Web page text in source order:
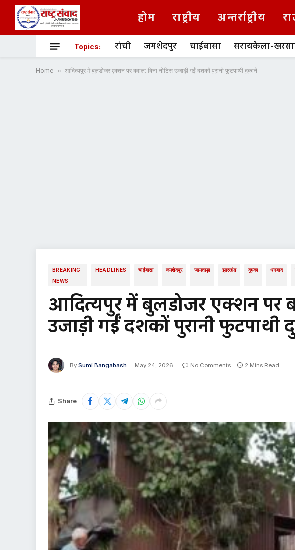
होम राष्ट्रीय अन्तर्राष्ट्रीय
Topics: रांची जमशेदपुर चाईबासा सरायकेला-
Home » आदित्यपुर में बुलडोजर एक्शन पर बवाल: बिना नोटिस उजाड़ी गईं दशकों पुरानी फुटपाथी दुकानें
BREAKING
NEWS
HEADLINES चाईबासा जमशेदपुर जामताड़ा झारखंड दुमका धनबाद
आदित्यपुर में बुलडोजर एक्शन पर
उजाड़ी गईं दशकों पुरानी फुटपाथी
By Sumi Bangabash May 24, 2026 No Comments 2 Mins Read
Share